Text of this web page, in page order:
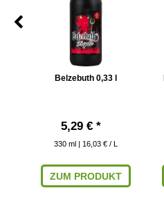
Belzebuth 0,33 l
5,29 € *
330 ml | 16,03 € / L
ZUM PRODUKT